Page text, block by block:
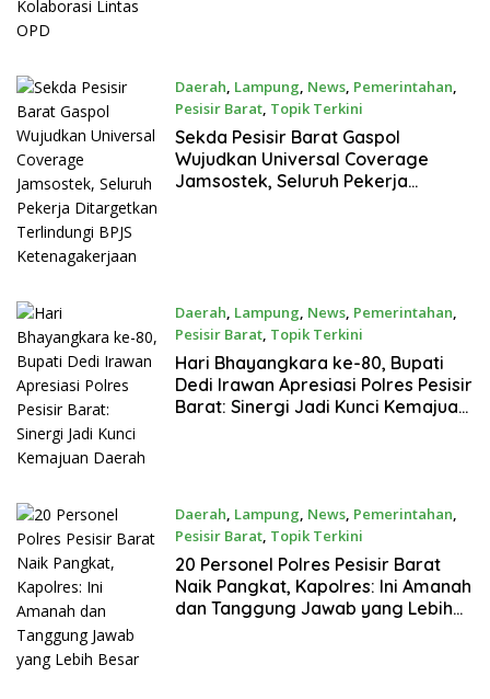
Daerah, Lampung, News, Pemerintahan,
Pesisir Barat, Topik Terkini
Juli 28, 2026
Sekda Pesisir Barat Gaspol
Wujudkan Universal Coverage
Jamsostek, Seluruh Pekerja
Daerah, Lampung, News, Pemerintahan,
Pesisir Barat, Topik Terkini
Juli 1, 2026
Hari Bhayangkara ke-80, Bupati
Dedi Irawan Apresiasi Polres Pesisir
Barat: Sinergi Jadi Kunci Kemajuan
Daerah, Lampung, News, Pemerintahan,
Pesisir Barat, Topik Terkini
Juni 30, 2026
20 Personel Polres Pesisir Barat
Naik Pangkat, Kapolres: Ini Amanah
dan Tanggung Jawab yang Lebih